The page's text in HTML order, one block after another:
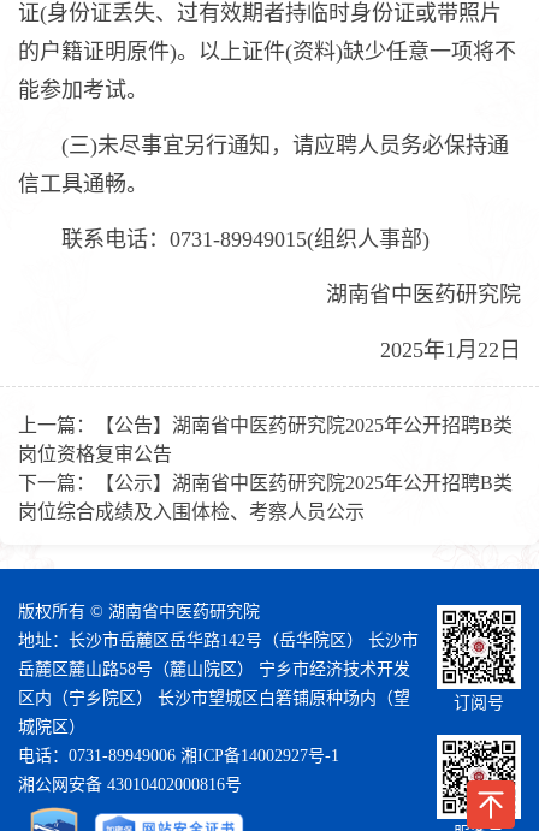
证(身份证丢失、过有效期者持临时身份证或带照片
的户籍证明原件)。以上证件(资料)缺少任意一项将不
能参加考试。
(三)未尽事宜另行通知，请应聘人员务必保持通
信工具通畅。
联系电话：0731-89949015(组织人事部)
湖南省中医药研究院
2025年1月22日
上一篇：
【公告】湖南省中医药研究院2025年公开招聘B类
岗位资格复审公告
下一篇：
【公示】湖南省中医药研究院2025年公开招聘B类
岗位综合成绩及入围体检、考察人员公示
版权所有 © 湖南省中医药研究院
地址：长沙市岳麓区岳华路142号（岳华院区） 长沙市
岳麓区麓山路58号（麓山院区） 宁乡市经济技术开发
区内（宁乡院区） 长沙市望城区白箬铺原种场内（望
城院区）
电话：0731-89949006 湘ICP备14002927号-1
湘公网安备 43010402000816号
订阅号